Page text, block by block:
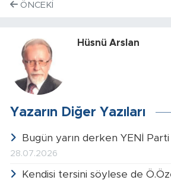
ÖNCEKI
Hüsnü Arslan
Yazarın Diğer Yazıları
Bugün yarın derken YENİ
28.07.2026
Kendisi tersini söylese de